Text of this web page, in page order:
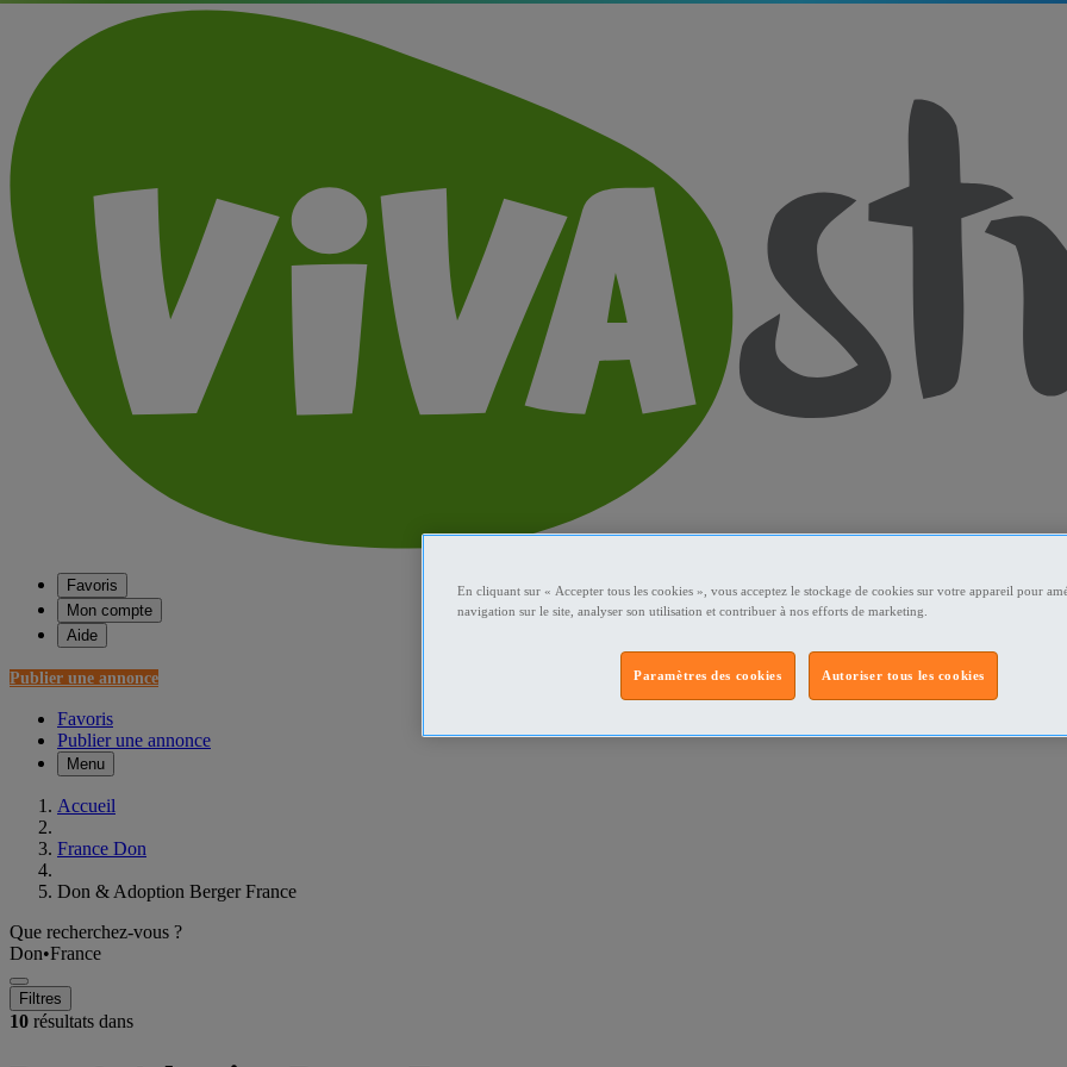
Favoris
Mon compte
Aide
Publier une annonce
Favoris
Publier une annonce
Menu
Accueil
France Don
Don & Adoption Berger France
Que recherchez-vous ?
Don•France
Filtres
10 résultats dans
En cliquant sur « Accepter tous les cookies », vous acceptez le stockage de cookies sur votre appareil pour
navigation sur le site, analyser son utilisation et contribuer à nos efforts de marketing.
Autoriser tous les cookies
Paramètres des cookies